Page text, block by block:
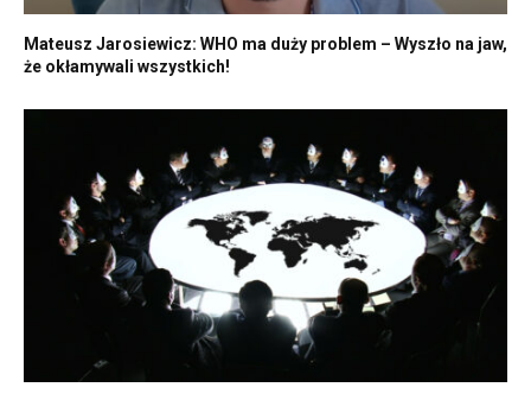
Mateusz Jarosiewicz: WHO ma duży problem – Wyszło na jaw,
że okłamywali wszystkich!